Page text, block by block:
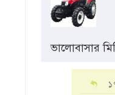
ভালোবাসার